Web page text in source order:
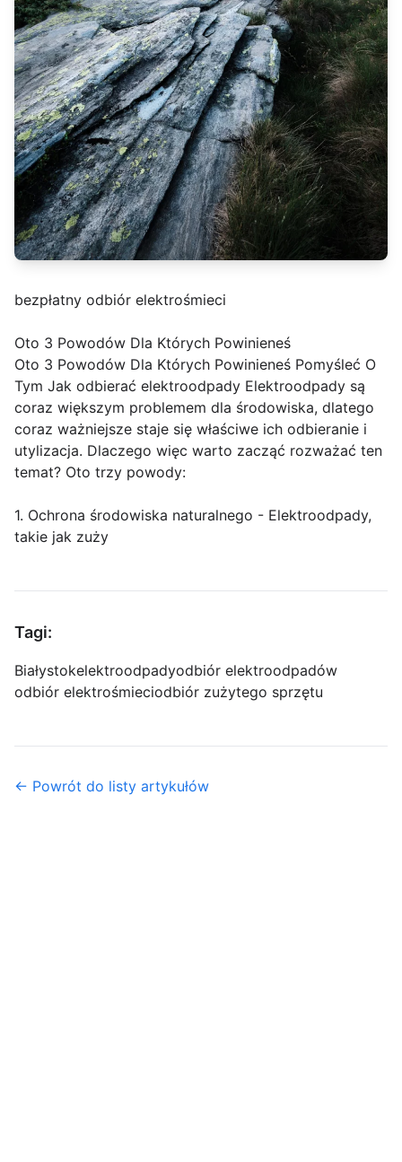
bezpłatny odbiór elektrośmieci
Oto 3 Powodów Dla Których Powinieneś
Oto 3 Powodów Dla Których Powinieneś Pomyśleć O
Tym Jak odbierać elektroodpady Elektroodpady są
coraz większym problemem dla środowiska, dlatego
coraz ważniejsze staje się właściwe ich odbieranie i
utylizacja. Dlaczego więc warto zacząć rozważać ten
temat? Oto trzy powody:
1. Ochrona środowiska naturalnego - Elektroodpady,
takie jak zuży
Tagi:
Białystokelektroodpadyodbiór elektroodpadów
odbiór elektrośmieciodbiór zużytego sprzętu
← Powrót do listy artykułów